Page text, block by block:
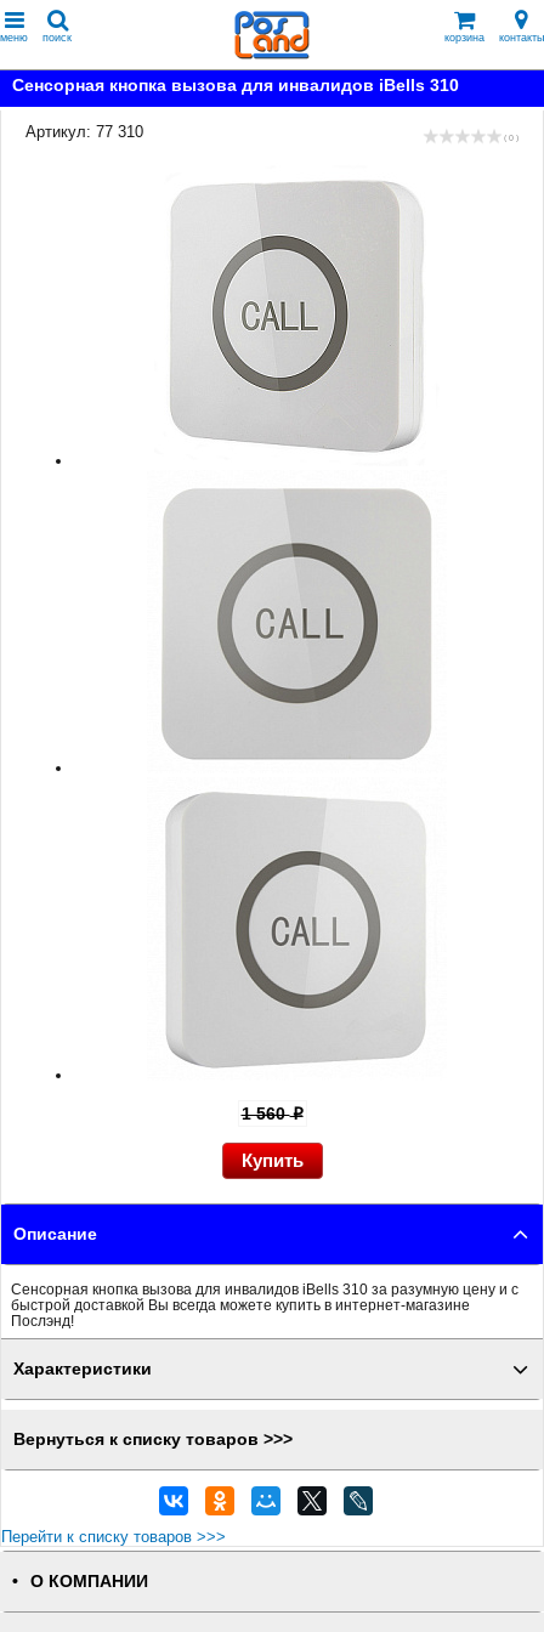
меню поиск корзина контакты
Сенсорная кнопка вызова для инвалидов iBells 310
Артикул: 77 310 ( 0 )
1 560p
Описание
Сенсорная кнопка вызова для инвалидов iBells 310 за разумную цену и с
быстрой доставкой Вы всегда можете купить в интернет-магазине
Послэнд!
Характеристики
Вернуться к списку товаров >>>
Перейти к списку товаров >>>
О КОМПАНИИ